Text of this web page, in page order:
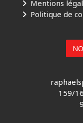
Mentions
Politique de
159/